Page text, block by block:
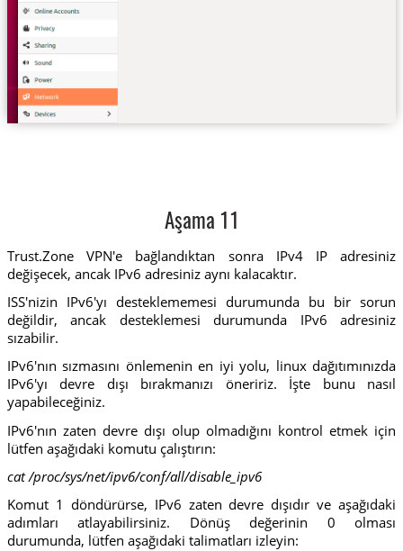
Aşama 11
Trust.Zone VPN'e bağlandıktan sonra IPv4 IP adresiniz
değişecek, ancak IPv6 adresiniz aynı kalacaktır.
ISS'nizin IPv6'yı desteklememesi durumunda bu bir sorun
değildir, ancak desteklemesi durumunda IPv6 adresiniz
sızabilir.
IPv6'nın sızmasını önlemenin en iyi yolu, linux dağıtımınızda
IPv6'yı devre dışı bırakmanızı öneririz. İşte bunu nasıl
yapabileceğiniz.
IPv6'nın zaten devre dışı olup olmadığını kontrol etmek için
lütfen aşağıdaki komutu çalıştırın:
cat /proc/sys/net/ipv6/conf/all/disable_ipv6
Komut 1 döndürürse, IPv6 zaten devre dışıdır ve aşağıdaki
adımları atlayabilirsiniz. Dönüş değerinin 0 olması
durumunda, lütfen aşağıdaki talimatları izleyin: